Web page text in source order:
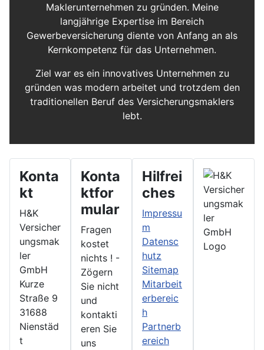
Maklerunternehmen zu gründen. Meine
langjährige Expertise im Bereich
Gewerbeversicherung diente von Anfang an als
Kernkompetenz für das Unternehmen.
Ziel war es ein innovatives Unternehmen zu
gründen was modern arbeitet und trotzdem den
traditionellen Beruf des Versicherungsmaklers
lebt.
Konta
kt
H&K
Versicher
ungsmak
ler
GmbH
Kurze
Straße 9
31688
Nienstäd
t
Konta
ktfor
mular
Fragen
kostet
nichts ! -
Zögern
Sie nicht
und
kontakti
eren Sie
uns
Hilfrei
ches
Impressu
m
Datensc
hutz
Sitemap
Mitarbeit
erbereic
h
Partnerb
ereich